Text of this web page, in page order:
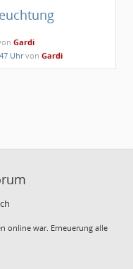
Gardi
UhrvonGardi
online war. Erneuerung alle